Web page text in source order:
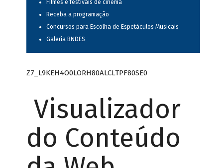
Filmes e festivais de cinema
Receba a programação
Concursos para Escolha de Espetáculos Musicais
Galeria BNDES
Z7_L9KEH4O0LORH80ALCLTPF80SE0
Visualizador
do Conteúdo